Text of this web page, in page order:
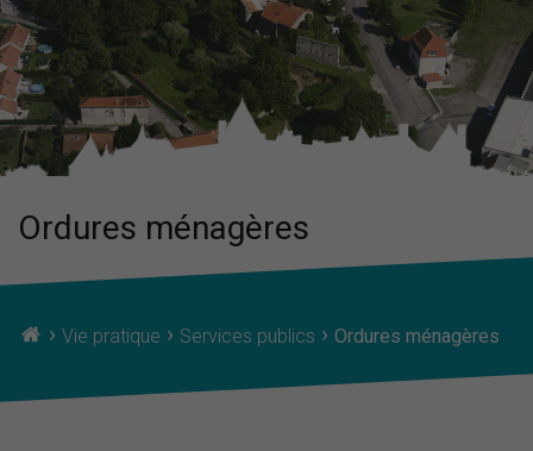
Ordures ménagères
› Vie pratique › Services publics › Ordures ménagères